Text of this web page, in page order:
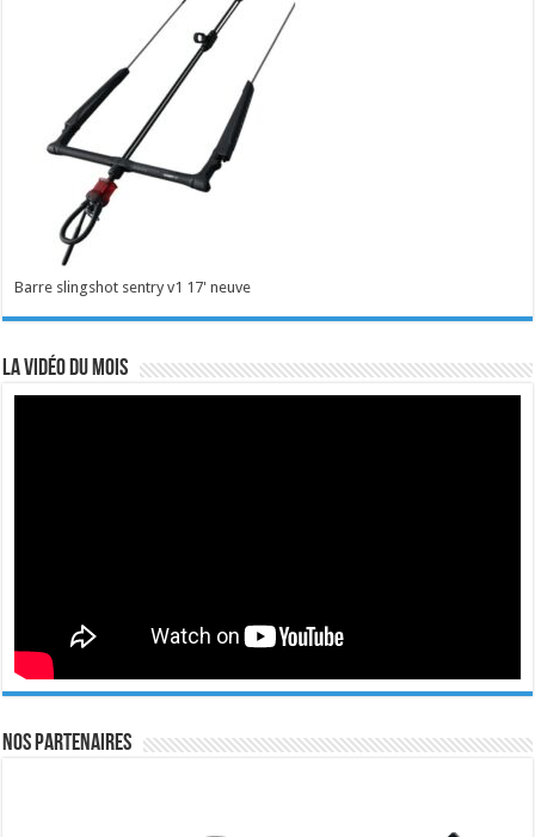
Barre slingshot sentry v1 17' neuve
La vidéo du mois
Nos Partenaires